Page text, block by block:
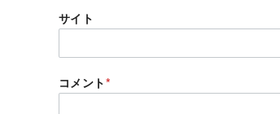
サイト
コメント*